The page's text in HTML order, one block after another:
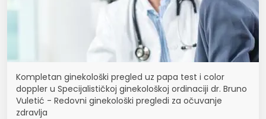
Kompletan ginekološki pregled uz papa test i color
doppler u Specijalističkoj ginekološkoj ordinaciji dr. Bruno
Vuletić - Redovni ginekološki pregledi za očuvanje
zdravlja